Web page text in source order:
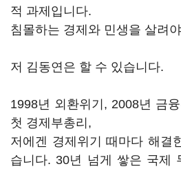
적 과제입니다.
침몰하는 경제와 민생을 살려
저 김동연은 할 수 있습니다.
1998년 외환위기, 2008년 금
첫 경제부총리,
저에겐 경제위기 때마다 해결
습니다. 30년 넘게 쌓은 국제